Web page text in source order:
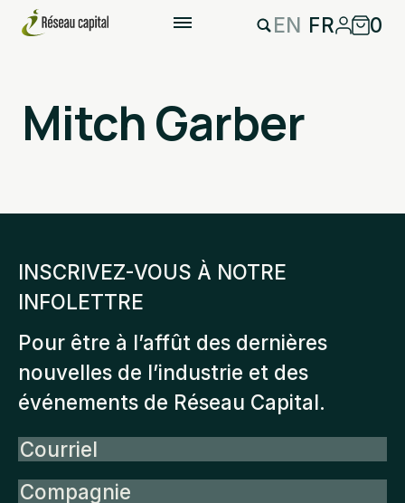
EN FR 0
Mitch Garber
INSCRIVEZ-VOUS À NOTRE
INFOLETTRE
Pour être à l’affût des dernières
nouvelles de l’industrie et des
événements de Réseau Capital.
Courriel
Compagnie